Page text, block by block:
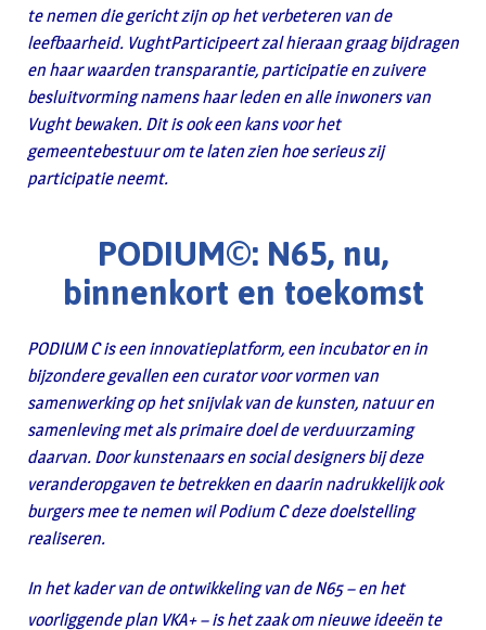
te nemen die gericht zijn op het verbeteren van de
leefbaarheid. VughtParticipeert zal hieraan graag bijdragen
en haar waarden transparantie, participatie en zuivere
besluitvorming namens haar leden en alle inwoners van
Vught bewaken. Dit is ook een kans voor het
gemeentebestuur om te laten zien hoe serieus zij
participatie neemt.
PODIUM©: N65, nu,
binnenkort en toekomst
PODIUM C is een innovatieplatform, een incubator en in
bijzondere gevallen een curator voor vormen van
samenwerking op het snijvlak van de kunsten, natuur en
samenleving met als primaire doel de verduurzaming
daarvan. Door kunstenaars en social designers bij deze
veranderopgaven te betrekken en daarin nadrukkelijk ook
burgers mee te nemen wil Podium C deze doelstelling
realiseren.
In het kader van de ontwikkeling van de N65 – en het
voorliggende plan VKA+ – is het zaak om nieuwe ideeën te